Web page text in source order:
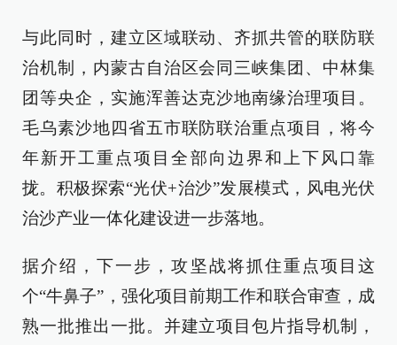
与此同时，建立区域联动、齐抓共管的联防联
治机制，内蒙古自治区会同三峡集团、中林集
团等央企，实施浑善达克沙地南缘治理项目。
毛乌素沙地四省五市联防联治重点项目，将今
年新开工重点项目全部向边界和上下风口靠
拢。积极探索“光伏+治沙”发展模式，风电光伏
治沙产业一体化建设进一步落地。
据介绍，下一步，攻坚战将抓住重点项目这
个“牛鼻子”，强化项目前期工作和联合审查，成
熟一批推出一批。并建立项目包片指导机制，